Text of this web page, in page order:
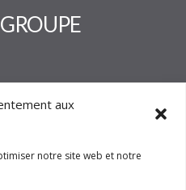
aux
notre site web et notre